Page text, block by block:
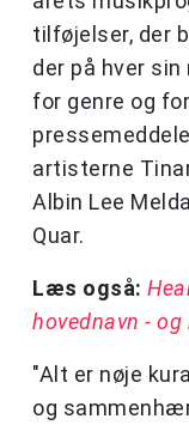
tilføjelser, der
der på hver
for genre og
artisterne
Albin Lee
Quar.
Læs også:
hovednavn -
"Alt er nøje
og